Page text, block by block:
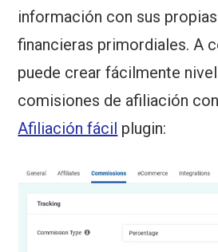
información con sus
financieras primordiales. A
puede crear fácilmente
comisiones de afiliación
Afiliación fácil plugin: